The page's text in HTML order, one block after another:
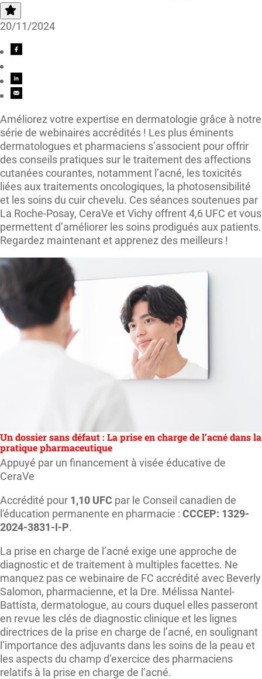
20/11/2024
Améliorez votre expertise en dermatologie grâce à notre
série de webinaires accrédités ! Les plus éminents
dermatologues et pharmaciens s’associent pour offrir
des conseils pratiques sur le traitement des affections
cutanées courantes, notamment l’acné, les toxicités
liées aux traitements oncologiques, la photosensibilité
et les soins du cuir chevelu. Ces séances soutenues par
La Roche-Posay, CeraVe et Vichy offrent 4,6 UFC et vous
permettent d’améliorer les soins prodigués aux patients.
Regardez maintenant et apprenez des meilleurs !
Un dossier sans défaut : La prise en charge de l’acné dans la
pratique pharmaceutique
Appuyé par un financement à visée éducative de
CeraVe
Accrédité pour 1,10 UFC par le Conseil canadien de
l'éducation permanente en pharmacie : CCCEP: 1329-
2024-3831-I-P.
La prise en charge de l’acné exige une approche de
diagnostic et de traitement à multiples facettes. Ne
manquez pas ce webinaire de FC accrédité avec Beverly
Salomon, pharmacienne, et la Dre. Mélissa Nantel-
Battista, dermatologue, au cours duquel elles passeront
en revue les clés de diagnostic clinique et les lignes
directrices de la prise en charge de l’acné, en soulignant
l’importance des adjuvants dans les soins de la peau et
les aspects du champ d’exercice des pharmaciens
relatifs à la prise en charge de l’acné.